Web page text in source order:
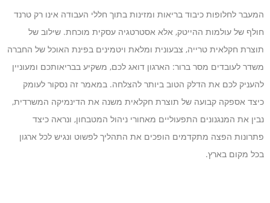
המעבר לחלופות כיבוד בריאות ומזינות בתוך חללי העבודה אינו רק טרנד
חולף של עולמות ההייטק, אלא אסטרטגיה עסקית מוכחת. שילוב של
תוצרת חקלאית טרייה, צבעונית ומלאת ויטמינים בפינת האוכל של החברה
משדר לעובדים מסר ברור: הארגון דואג לכם, משקיע בבריאותכם ומעוניין
להעניק לכם את הדלק הטוב ביותר להצלחה. במאמר זה נסקור לעומק
כיצד אספקה קבועה של תוצרת חקלאית משנה את הדינמיקה המשרדית,
נבין את המנגנונים התפעוליים מאחורי ניהול המטבחון, ונראה כיצד
פתרונות הפצה מתקדמים הופכים את התהליך לפשוט ונגיש לכל ארגון
בכל מקום בארץ.